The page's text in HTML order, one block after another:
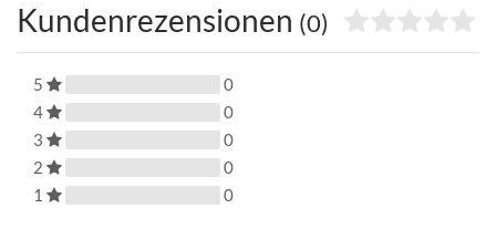
Kundenrezensionen (0)
5
0
4
0
3
0
2
0
1
0